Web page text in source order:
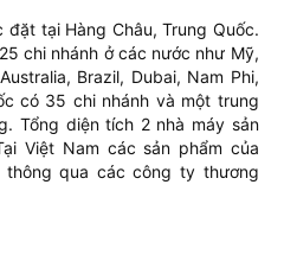
đặt tại Hàng Châu, Trung Quốc.
chi nhánh ở các nước như Mỹ,
Brazil, Dubai, Nam Phi,
có 35 chi nhánh và một trung
Tổng diện tích 2 nhà máy sản
Việt Nam các sản phẩm của
thông qua các công ty thương